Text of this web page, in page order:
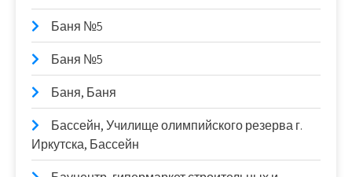
Баня №5
Баня №5
Баня, Баня
Бассейн, Училище олимпийского резерва г.
Иркутска, Бассейн